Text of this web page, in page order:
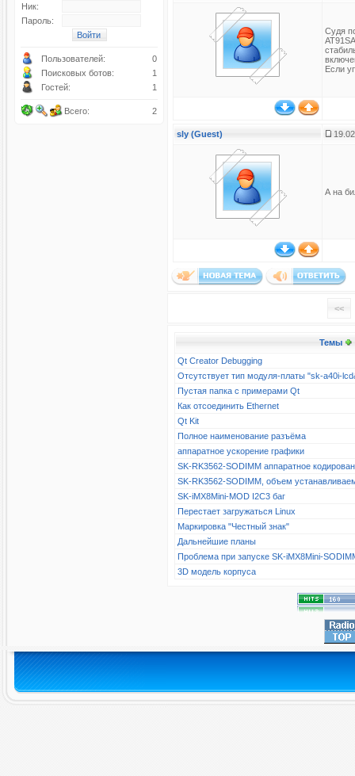
Ник:
Пароль:
Пользователей:
0
Поисковых ботов:
1
Гостей:
1
Всего: 2
Судя
Если
sly (Guest)
А на
<<
Темы
Qt Creator Debugging
Отсутствует тип модуля-платы "sk-a40i-
Пустая папка с примерами Qt
Как отсоединить Ethernet
Qt Kit
Полное наименование разъёма
аппаратное ускорение графики
SK-RK3562-SODIMM аппаратное
SK-RK3562-SODIMM, объем
SK-iMX8Mini-MOD I2C3 баг
Перестает загружаться Linux
Маркировка "Честный знак"
Дальнейшие планы
Проблема при запуске SK-iMX8Mini-
3D модель корпуса